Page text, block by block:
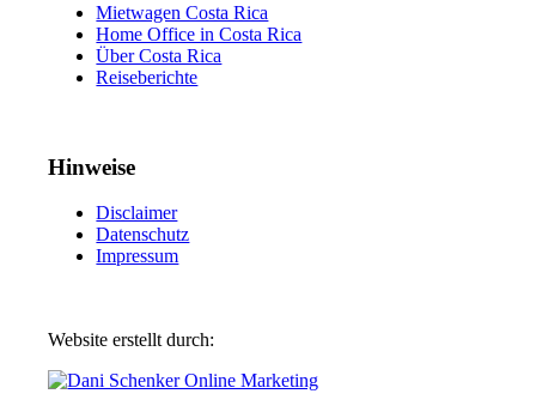
Mietwagen Costa Rica
Home Office in Costa Rica
Über Costa Rica
Reiseberichte
Hinweise
Disclaimer
Datenschutz
Impressum
Website erstellt durch: